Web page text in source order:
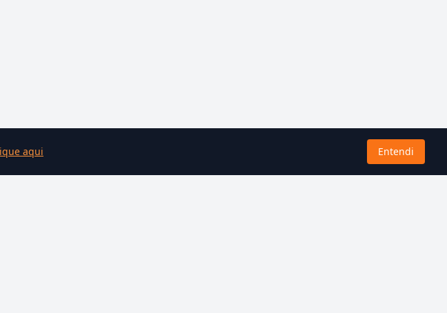
aqui Entendi